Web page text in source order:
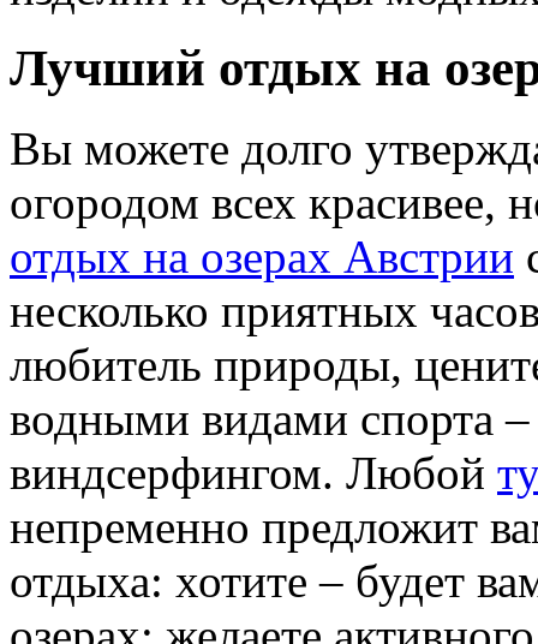
Лучший отдых на
Вы можете долго
огородом всех красивее,
отдых на озерах Австрии
несколько приятных
любитель природы,
водными видами спорта
виндсерфингом. Любой
непременно предложит
отдыха: хотите – будет